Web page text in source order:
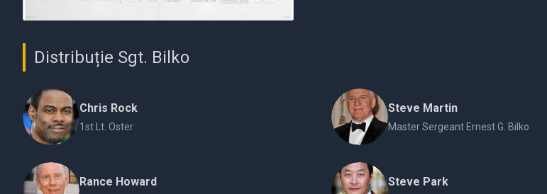
Distribuție Sgt. Bilko
Chris Rock
1st Lt. Oster
Steve Martin
Master Sergeant Ernest G. Bilko
Rance Howard Steve Park